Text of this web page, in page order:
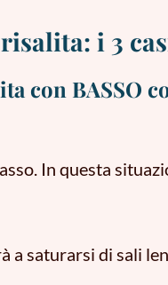
i 3
con BASSO
In questa
a saturarsi di sali